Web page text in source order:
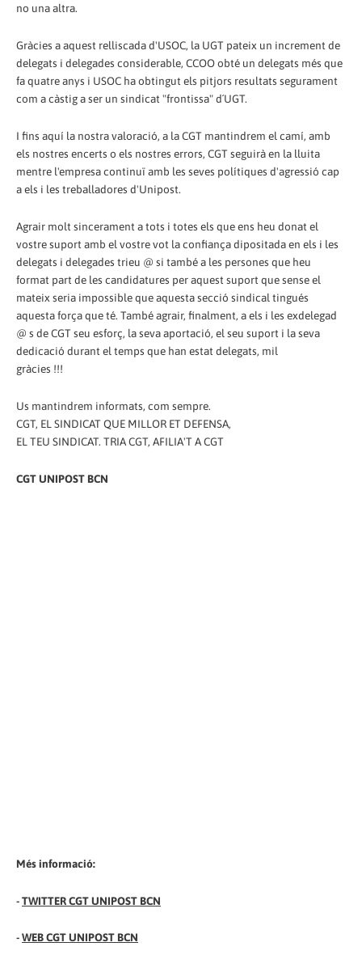
no una altra.
Gràcies a aquest relliscada d'USOC, la UGT pateix un increment de
delegats i delegades considerable, CCOO obté un delegats més que
fa quatre anys i USOC ha obtingut els pitjors resultats segurament
com a càstig a ser un sindicat "frontissa" d´UGT.
I fins aquí la nostra valoració, a la CGT mantindrem el camí, amb
els nostres encerts o els nostres errors, CGT seguirà en la lluita
mentre l'empresa continuï amb les seves polítiques d'agressió cap
a els i les treballadores d'Unipost.
Agrair molt sincerament a tots i totes els que ens heu donat el
vostre suport amb el vostre vot la confiança dipositada en els i les
delegats i delegades trieu @ si també a les persones que heu
format part de les candidatures per aquest suport que sense el
mateix seria impossible que aquesta secció sindical tingués
aquesta força que té. També agrair, finalment, a els i les exdelegad
@ s de CGT seu esforç, la seva aportació, el seu suport i la seva
dedicació durant el temps que han estat delegats, mil
gràcies !!!
Us mantindrem informats, com sempre.
CGT, EL SINDICAT QUE MILLOR ET DEFENSA,
EL TEU SINDICAT. TRIA CGT, AFILIA'T A CGT
CGT UNIPOST BCN
Més informació:
-TWITTER CGT UNIPOST BCN
-WEB CGT UNIPOST BCN